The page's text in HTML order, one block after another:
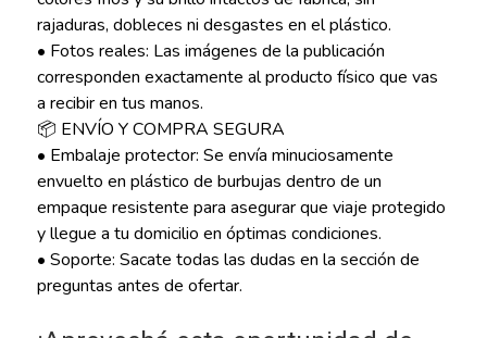
rajaduras, dobleces ni desgastes en el plástico.
• Fotos reales: Las imágenes de la publicación
corresponden exactamente al producto físico que vas
a recibir en tus manos.
📦 ENVÍO Y COMPRA SEGURA
• Embalaje protector: Se envía minuciosamente
envuelto en plástico de burbujas dentro de un
empaque resistente para asegurar que viaje protegido
y llegue a tu domicilio en óptimas condiciones.
• Soporte: Sacate todas las dudas en la sección de
preguntas antes de ofertar.